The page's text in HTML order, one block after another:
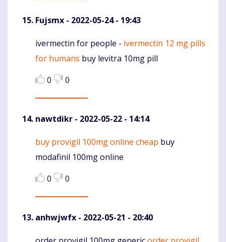
Fujsmx - 2022-05-24 - 19:43
Komentaras
ivermectin for people - ivermectin 12 mg pills
for humans buy levitra 10mg pill
0
0
nawtdikr - 2022-05-22 - 14:14
Komentaras
buy provigil 100mg online cheap buy
modafinil 100mg online
0
0
anhwjwfx - 2022-05-21 - 20:40